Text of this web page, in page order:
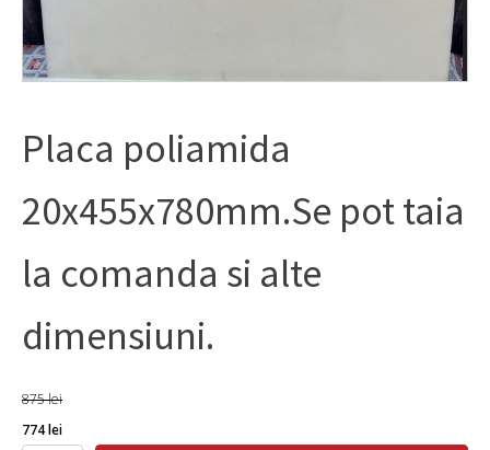
Placa poliamida
20x455x780mm.Se pot taia
la comanda si alte
dimensiuni.
875lei
Prețul
774leiPrețul